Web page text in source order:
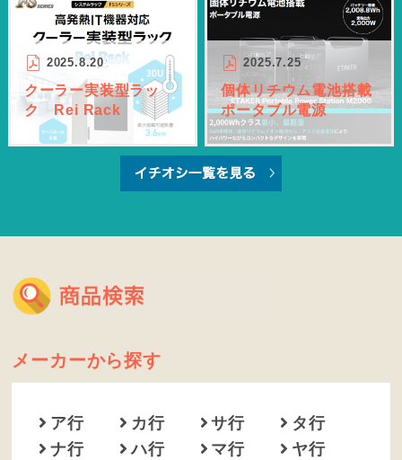
2025.8.20
クーラー実装型ラッ
ク Rei Rack
2025.7.25
個体リチウム電池搭載
ポータブル電源
メーカーから探す
ア行 カ行 サ行
タ行
ナ行
ハ行 マ行
ヤ行